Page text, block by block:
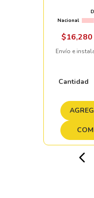
Nacional
$16,280
Envío e
Cantidad